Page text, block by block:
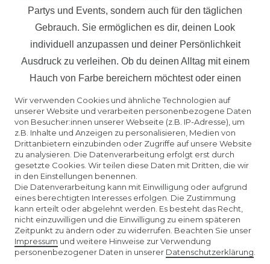
Partys und Events, sondern auch für den täglichen
Gebrauch. Sie ermöglichen es dir, deinen Look
individuell anzupassen und deiner Persönlichkeit
Ausdruck zu verleihen. Ob du deinen Alltag mit einem
Hauch von Farbe bereichern möchtest oder einen
einzigartigen Auftritt auf einer Veranstaltung planst - mit
unseren Farblinsen kannst du deiner Kreativität freien
Lauf lassen und immer wieder neue Looks kreieren.
Halloween Kontaktlinsen: Gruselig und
faszinierend
Zu Halloween kannst du mit unseren speziellen
Halloween Kontaktlinseneinen gruseligen und
faszinierenden Look kreieren. Ob Zombie-Augen,
Vampir-Augen oderKatzenaugen- wir haben die
passenden Linsen, um dein Halloween-Kostüm zu
Wir verwenden Cookies und ähnliche Technologien auf
unserer Website und verarbeiten personenbezogene Daten
von Besucher:innen unserer Webseite (z.B. IP-Adresse), um
z.B. Inhalte und Anzeigen zu personalisieren, Medien von
Drittanbietern einzubinden oder Zugriffe auf unsere Website
zu analysieren. Die Datenverarbeitung erfolgt erst durch
gesetzte Cookies. Wir teilen diese Daten mit Dritten, die wir
in den Einstellungen benennen.
Die Datenverarbeitung kann mit Einwilligung oder aufgrund
eines berechtigten Interesses erfolgen. Die Zustimmung
kann erteilt oder abgelehnt werden. Es besteht das Recht,
nicht einzuwilligen und die Einwilligung zu einem späteren
Zeitpunkt zu ändern oder zu widerrufen. Beachten Sie unser
Impressum und weitere Hinweise zur Verwendung
personenbezogener Daten in unserer Daten­schutz­erklärung